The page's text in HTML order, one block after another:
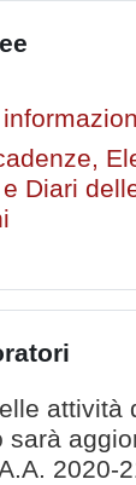
Diari
attività
sarà
2020-